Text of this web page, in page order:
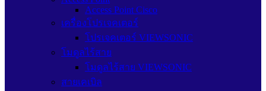
Access Point Cisco
เครื่องโปรเจคเตอร์
โปรเจคเตอร์ VIEWSONIC
โมดูลไร้สาย
โมดูลไร้สาย VIEWSONIC
สายเคเบิล